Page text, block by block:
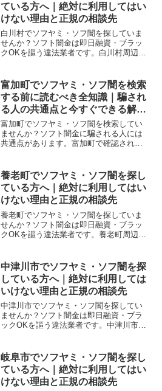
ている方へ｜絶対に利用してはい
けない理由と正規の相談先
白川村でソフヤミ・ソフ闇を探していま
せんか？ソフト闇金は即日融資・ブラッ
クOKを謳う違法業者です。白川村周辺で
読みください。
富加町でソフヤミ・ソフ闇を検索
する前に読むべき全知識｜騙され
る人の共通点と今すぐできる解決
策
富加町でソフヤミ・ソフ闇を検索してい
ませんか？ソフト闇金に騙される人には
共通点があります。富加町で確認されて
町から利用できる無料相談先まで完全解
説。
養老町でソフヤミ・ソフ闇を探し
ている方へ｜絶対に利用してはい
けない理由と正規の相談先
養老町でソフヤミ・ソフ闇を探していま
せんか？ソフト闇金は即日融資・ブラッ
クOKを謳う違法業者です。養老町周辺で
読みください。
中津川市でソフヤミ・ソフ闇を探
している方へ｜絶対に利用しては
いけない理由と正規の相談先
中津川市でソフヤミ・ソフ闇を探してい
ませんか？ソフト闇金は即日融資・ブラ
ックOKを謳う違法業者です。中津川市周
ずお読みください。
岐阜市でソフヤミ・ソフ闇を探し
ている方へ｜絶対に利用してはい
けない理由と正規の相談先